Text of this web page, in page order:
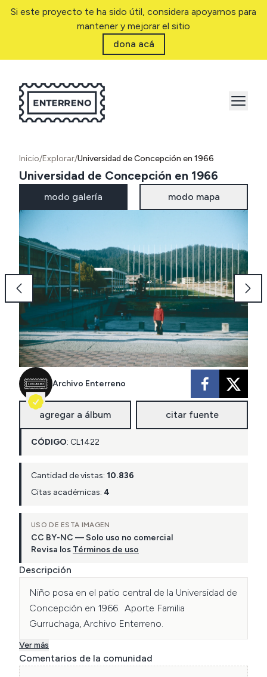
Si este proyecto te ha sido útil, considera apoyarnos para
mantener y mejorar el sitio
dona acá
Inicio/Explorar/Universidad de Concepción en 1966
Universidad de Concepción en 1966
modo galería modo mapa
Archivo Enterreno
agregar a álbum citar fuente
CÓDIGO: CL1422
Cantidad de vistas: 10.836
Citas académicas: 4
USO DE ESTA IMAGEN
CC BY-NC — Solo uso no comercial
Revisa los Términos de uso
Descripción
Niño posa en el patio central de la Universidad de
Concepción en 1966.  Aporte Familia
Gurruchaga, Archivo Enterreno.
Ver más
Comentarios de la comunidad